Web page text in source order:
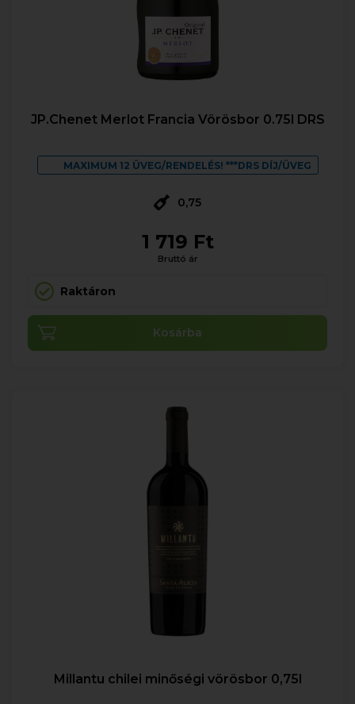
JP.Chenet Merlot Francia Vörösbor 0.75l DRS
MAXIMUM 12 ÜVEG/RENDELÉS! ***DRS DÍJ/ÜVEG
0,75
1 719 Ft
Bruttó ár
Raktáron
Kosárba
Millantu chilei minőségi vörösbor 0,75l